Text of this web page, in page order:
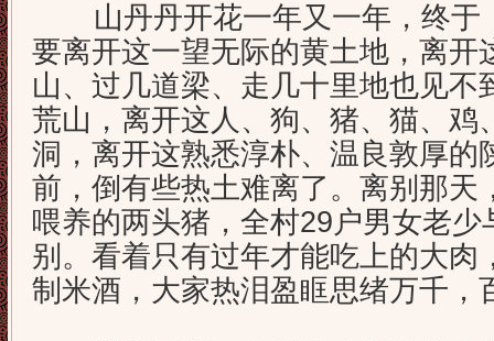
山丹丹开花一年又一年，终于
要离开这一望无际的黄土地，离开
山、过几道梁、走几十里地也见不
荒山，离开这人、狗、猪、猫、鸡
洞，离开这熟悉淳朴、温良敦厚的
前，倒有些热土难离了。离别那天
喂养的两头猪，全村29户男女老少
别。看着只有过年才能吃上的大肉
制米酒，大家热泪盈眶思绪万千，